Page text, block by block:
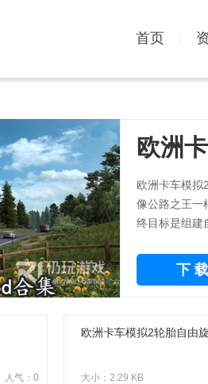
首页
欧洲
欧洲卡车模拟
像公路之王一
终目标是组建
下 载
人气：0
欧洲卡车模拟2轮胎自由
大小：2.29 KB